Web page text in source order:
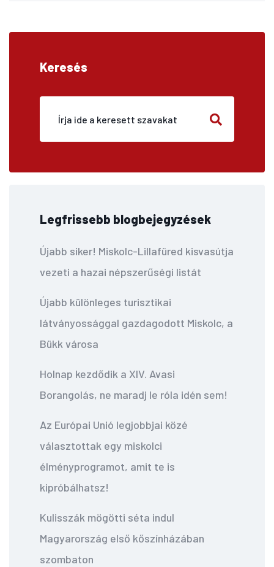
Keresés
Legfrissebb blogbejegyzések
Újabb siker! Miskolc-Lillafüred kisvasútja
vezeti a hazai népszerűségi listát
Újabb különleges turisztikai
látványossággal gazdagodott Miskolc, a
Bükk városa
Holnap kezdődik a XIV. Avasi
Borangolás, ne maradj le róla idén sem!
Az Európai Unió legjobbjai közé
választottak egy miskolci
élményprogramot, amit te is
kipróbálhatsz!
Kulisszák mögötti séta indul
Magyarország első kőszínházában
szombaton